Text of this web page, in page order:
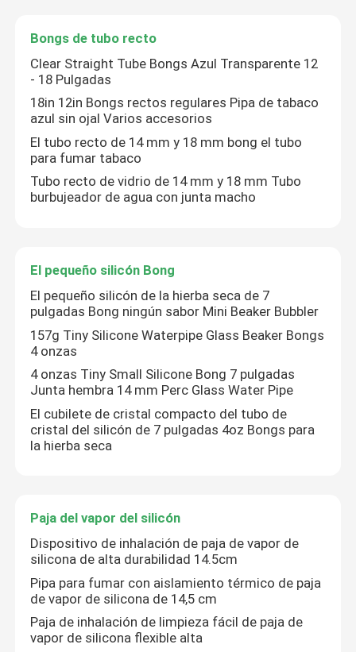
Deja un mensaje
¡Te llamaremos pronto!
Bongs de tubo recto
Clear Straight Tube Bongs Azul Transparente 12
- 18 Pulgadas
18in 12in Bongs rectos regulares Pipa de tabaco
azul sin ojal Varios accesorios
El tubo recto de 14 mm y 18 mm bong el tubo
para fumar tabaco
Tubo recto de vidrio de 14 mm y 18 mm Tubo
burbujeador de agua con junta macho
El pequeño silicón Bong
El pequeño silicón de la hierba seca de 7
pulgadas Bong ningún sabor Mini Beaker Bubbler
157g Tiny Silicone Waterpipe Glass Beaker Bongs
4 onzas
4 onzas Tiny Small Silicone Bong 7 pulgadas
Junta hembra 14 mm Perc Glass Water Pipe
El cubilete de cristal compacto del tubo de
cristal del silicón de 7 pulgadas 4oz Bongs para
la hierba seca
Paja del vapor del silicón
Dispositivo de inhalación de paja de vapor de
silicona de alta durabilidad 14.5cm
Pipa para fumar con aislamiento térmico de paja
de vapor de silicona de 14,5 cm
Paja de inhalación de limpieza fácil de paja de
vapor de silicona flexible alta